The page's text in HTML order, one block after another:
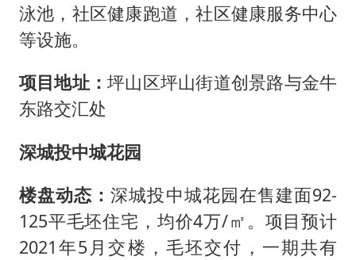
泳池，社区健康跑道，社区健康服务中心
等设施。
项目地址：坪山区坪山街道创景路与金牛
东路交汇处
深城投中城花园
楼盘动态：深城投中城花园在售建面92-
125平毛坯住宅，均价4万/㎡。项目预计
2021年5月交楼，毛坯交付，一期共有